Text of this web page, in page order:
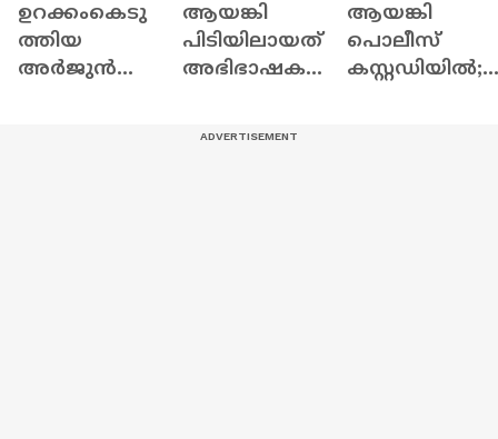
ഉറക്കംകെടു
ത്തിയ
അർജുൻ
ആയങ്കി
പിടിയിലായത്
അഭിഭാഷകയെ
ആയങ്കി
പൊലീസ്
കസ്റ്റഡിയിൽ;